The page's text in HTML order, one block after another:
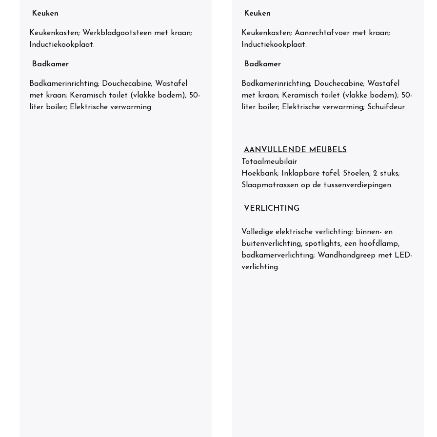
Keuken
Keukenkasten; Werkbladgootsteen met kraan;
Inductiekookplaat.
Badkamer
Badkamerinrichting; Douchecabine; Wastafel
met kraan; Keramisch toilet (vlakke bodem); 50-
liter boiler; Elektrische verwarming.
Keuken
Keukenkasten; Aanrechtafvoer met kraan;
Inductiekookplaat.
Badkamer
Badkamerinrichting; Douchecabine; Wastafel
met kraan; Keramisch toilet (vlakke bodem); 50-
liter boiler; Elektrische verwarming; Schuifdeur.
AANVULLENDE MEUBELS
Totaalmeubilair
Hoekbank; Inklapbare tafel; Stoelen, 2 stuks;
Slaapmatrassen op de tussenverdiepingen.
VERLICHTING
Volledige elektrische verlichting: binnen- en
buitenverlichting, spotlights, een hoofdlamp,
badkamerverlichting; Wandhandgreep met LED-
verlichting.